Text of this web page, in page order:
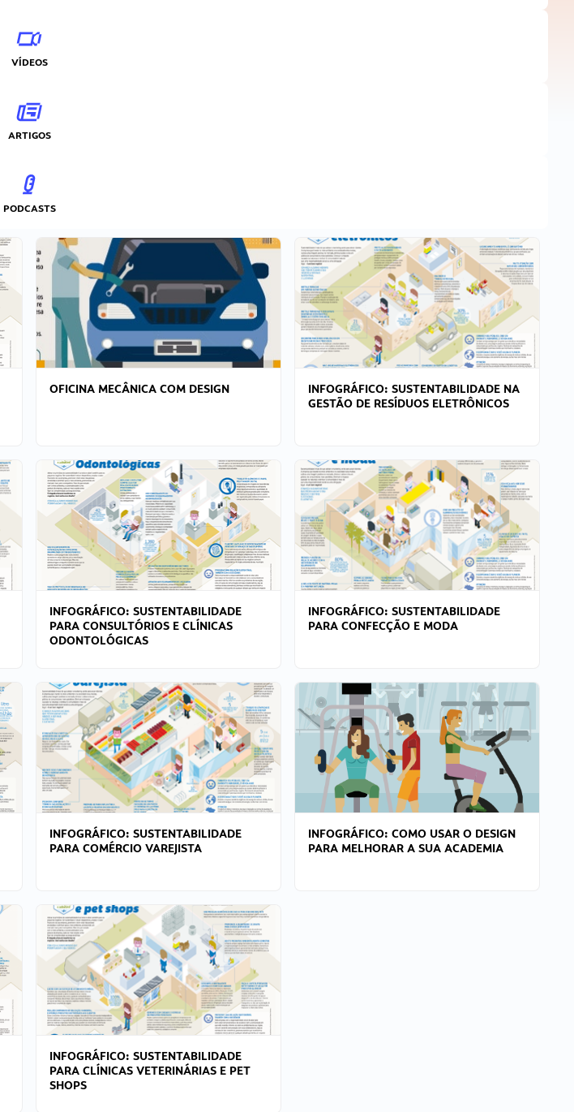
VÍDEOS
ARTIGOS
PODCASTS
OFICINA MECÂNICA COM DESIGN
INFOGRÁFICO: SUSTENTABILIDADE NA
GESTÃO DE RESÍDUOS ELETRÔNICOS
INFOGRÁFICO: SUSTENTABILIDADE
PARA CONSULTÓRIOS E CLÍNICAS
ODONTOLÓGICAS
INFOGRÁFICO: SUSTENTABILIDADE
PARA CONFECÇÃO E MODA
INFOGRÁFICO: SUSTENTABILIDADE
PARA COMÉRCIO VAREJISTA
INFOGRÁFICO: COMO USAR O DESIGN
PARA MELHORAR A SUA ACADEMIA
INFOGRÁFICO: SUSTENTABILIDADE
PARA CLÍNICAS VETERINÁRIAS E PET
SHOPS